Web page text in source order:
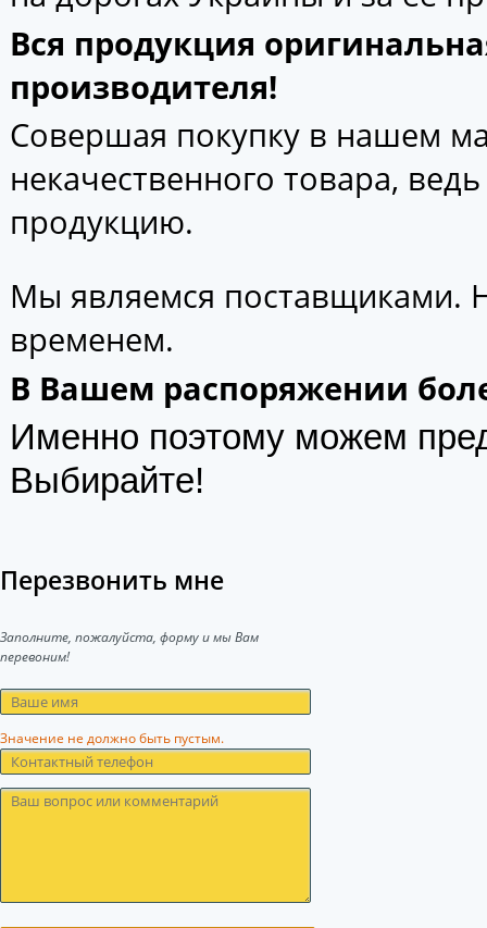
Вся продукция
производителя!
Совершая покупку в нашем
некачественного товара,
продукцию.
Мы являемся поставщиками.
временем.
В Вашем распоряжении
Именно поэтому можем
Выбирайте!
Перезвонить мне
Заполните, пожалуйста, форму и мы Вам
перевоним!
Значение не должно быть пустым.